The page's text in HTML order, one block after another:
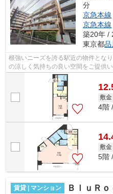
分
京急本線
京急本線
築20年 /
東京都品
根強いニーズを誇る駅近の物件とな
の涼しく気持ちの良い空間をご提供
でお支払いいただける物件なので、
敷金
4階
敷金
5階
賃貸 | マンション ＢｌｕＲｏ